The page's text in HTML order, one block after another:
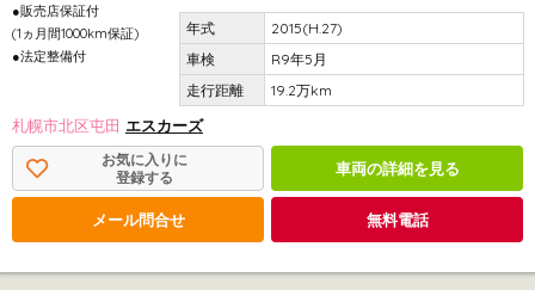
●販売店保証付
(1ヵ月間1000km保証)
●法定整備付
2015(H.27)
R9年5月
19.2万km
札幌市北区屯田 エスカーズ
お気に入りに
登録する
車両の詳細を見る
メール問合せ 無料電話